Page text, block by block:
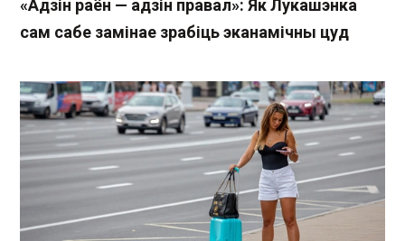
«Адзін раён — адзін правал»: Як Лукашэнка
сам сабе замінае зрабіць эканамічны цуд